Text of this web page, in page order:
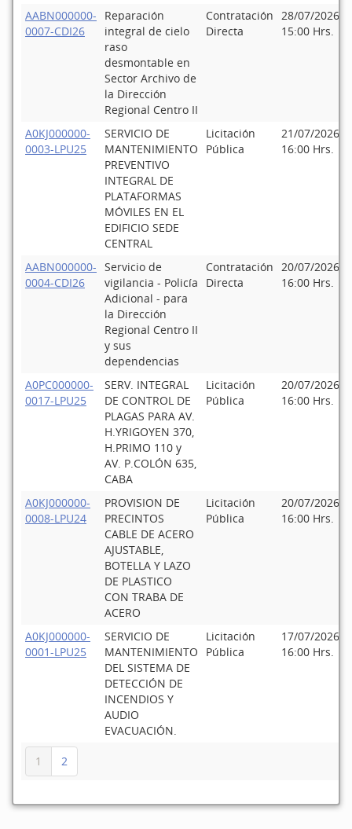
AABN000000-
0007-CDI26
Reparación
integral de cielo
raso
desmontable en
Sector Archivo de
la Dirección
Regional Centro II
Contratación
Directa
28/07/2026
15:00 Hrs.
A0KJ000000-
0003-LPU25
SERVICIO DE
MANTENIMIENTO
PREVENTIVO
INTEGRAL DE
PLATAFORMAS
MÓVILES EN EL
EDIFICIO SEDE
CENTRAL
Licitación
Pública
21/07/2026
16:00 Hrs.
AABN000000-
0004-CDI26
Servicio de
vigilancia - Policía
Adicional - para
la Dirección
Regional Centro II
y sus
dependencias
Contratación
Directa
20/07/2026
16:00 Hrs.
A0PC000000-
0017-LPU25
SERV. INTEGRAL
DE CONTROL DE
PLAGAS PARA AV.
H.YRIGOYEN 370,
H.PRIMO 110 y
AV. P.COLÓN 635,
CABA
Licitación
Pública
20/07/2026
16:00 Hrs.
A0KJ000000-
0008-LPU24
PROVISION DE
PRECINTOS
CABLE DE ACERO
AJUSTABLE,
BOTELLA Y LAZO
DE PLASTICO
CON TRABA DE
ACERO
Licitación
Pública
20/07/2026
16:00 Hrs.
A0KJ000000-
0001-LPU25
SERVICIO DE
MANTENIMIENTO
DEL SISTEMA DE
DETECCIÓN DE
INCENDIOS Y
AUDIO
EVACUACIÓN.
Licitación
Pública
17/07/2026
16:00 Hrs.
1 2